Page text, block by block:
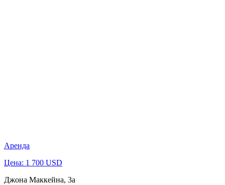
Аренда
Цена: 1 700 USD
Джона Маккейна, 3а